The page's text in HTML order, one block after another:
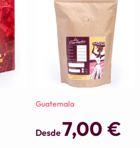
Guatemala
Desde7,00 €